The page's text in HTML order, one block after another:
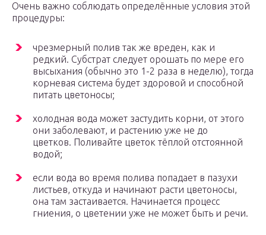
Очень важно соблюдать определённые условия этой
процедуры:
чрезмерный полив так же вреден, как и
редкий. Субстрат следует орошать по мере его
высыхания (обычно это 1-2 раза в неделю), тогда
корневая система будет здоровой и способной
питать цветоносы;
холодная вода может застудить корни, от этого
они заболевают, и растению уже не до
цветков. Поливайте цветок тёплой отстоянной
водой;
если вода во время полива попадает в пазухи
листьев, откуда и начинают расти цветоносы,
она там застаивается. Начинается процесс
гниения, о цветении уже не может быть и речи.